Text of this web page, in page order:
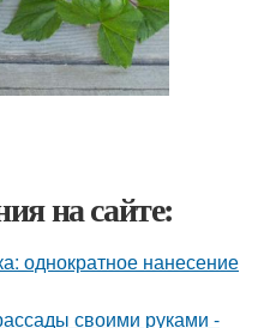
на сайте:
однократное нанесение
своими руками -